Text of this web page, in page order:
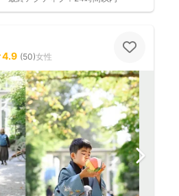
4.9 (50)女性